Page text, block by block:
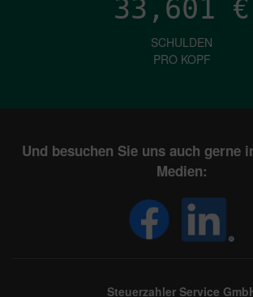
33,601 €
SCHULDEN
PRO KOPF
Und besuchen Sie uns auch gerne
Medien:
Steuerzahler Service